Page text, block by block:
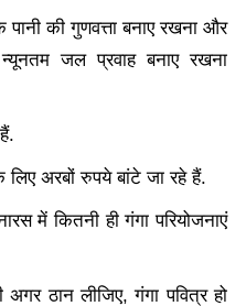
की गुणवत्ता बनाए रखना और
जल प्रवाह बनाए रखना
लिए अरबों रुपये बांटे जा रहे हैं.
में कितनी ही गंगा परियोजनाएं
ठान लीजिए, गंगा पवित्र‌ हो